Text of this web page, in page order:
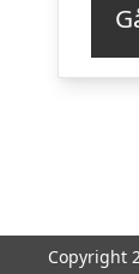
Copyright